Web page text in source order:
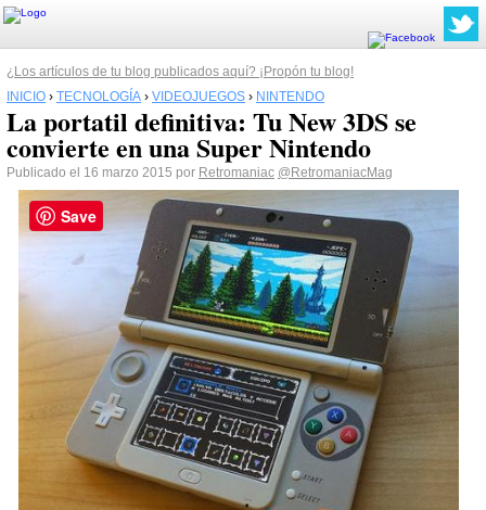
¿Los artículos de tu blog publicados aquí? ¡Propón tu blog!
INICIO › TECNOLOGÍA › VIDEOJUEGOS › NINTENDO
La portatil definitiva: Tu New 3DS se
convierte en una Super Nintendo
Publicado el 16 marzo 2015 por Retromaniac @RetromaniacMag
Save